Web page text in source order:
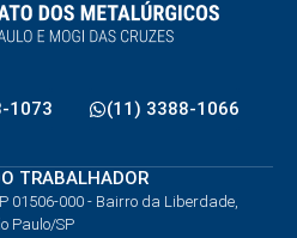
1073 (11) 3388-1066
TRABALHADOR
01506-000 - Bairro da Liberdade,
Paulo/SP